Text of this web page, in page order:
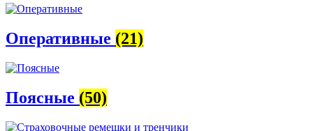
Оперативные (21)
Поясные (50)